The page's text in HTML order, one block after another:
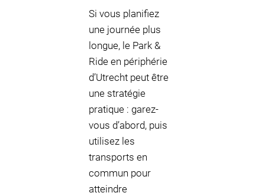
Si vous planifiez
une journée plus
longue, le Park &
Ride en périphérie
d’Utrecht peut être
une stratégie
pratique : garez-
vous d’abord, puis
utilisez les
transports en
commun pour
atteindre